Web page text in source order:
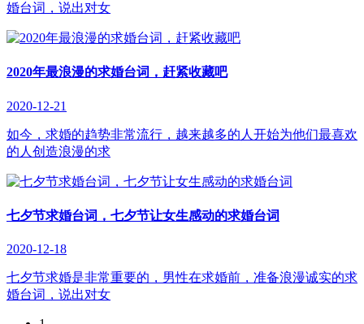
婚台词，说出对女
2020年最浪漫的求婚台词，赶紧收藏吧
2020-12-21
如今，求婚的趋势非常流行，越来越多的人开始为他们最喜欢
的人创造浪漫的求
七夕节求婚台词，七夕节让女生感动的求婚台词
2020-12-18
七夕节求婚是非常重要的，男性在求婚前，准备浪漫诚实的求
婚台词，说出对女